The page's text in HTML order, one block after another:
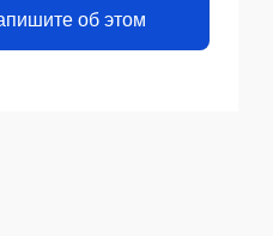
об этом